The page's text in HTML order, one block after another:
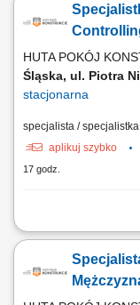
HUTA POKÓJ
Śląska, ul. Piotra
stacjonarna
specjalista /
aplikuj szybko
17 godz.
Zadania:
finansowej firmy;
analizie kontraktów;